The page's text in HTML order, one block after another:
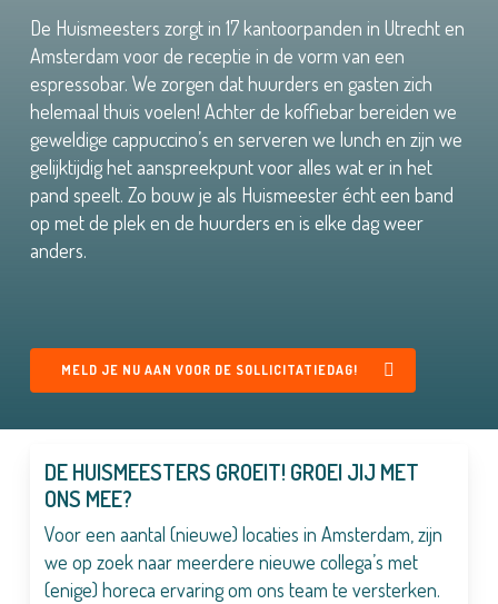
De Huismeesters zorgt in 17 kantoorpanden in Utrecht en
Amsterdam voor de receptie in de vorm van een
espressobar. We zorgen dat huurders en gasten zich
helemaal thuis voelen! Achter de koffiebar bereiden we
geweldige cappuccino’s en serveren we lunch en zijn we
gelijktijdig het aanspreekpunt voor alles wat er in het
pand speelt. Zo bouw je als Huismeester écht een band
op met de plek en de huurders en is elke dag weer
anders.
MELD JE NU AAN VOOR DE SOLLICITATIEDAG!
DE HUISMEESTERS GROEIT! GROEI JIJ MET
ONS MEE?
Voor een aantal (nieuwe) locaties in Amsterdam, zijn
we op zoek naar meerdere nieuwe collega’s met
(enige) horeca ervaring om ons team te versterken.